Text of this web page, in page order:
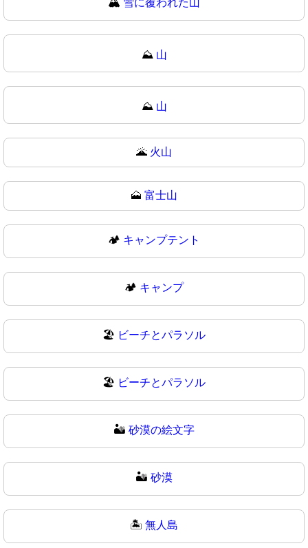
🏔 雪に覆われた山
⛰️ 山
⛰ 山
🌋 火山
🗻 富士山
🏕️ キャンプテント
🏕 キャンプ
🏖️ ビーチとパラソル
🏖 ビーチとパラソル
🏜️ 砂漠の絵文字
🏜 砂漠
🏝️ 無人島